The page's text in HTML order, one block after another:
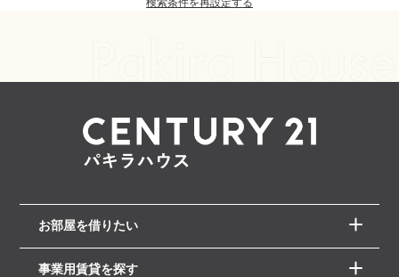
お部屋を借りたい
事業用賃貸を探す